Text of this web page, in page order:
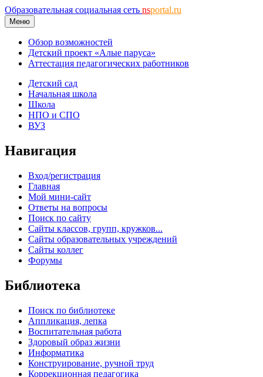
Образовательная социальная сеть nsportal.ru
Меню
Обзор возможностей
Детский проект «Алые паруса»
Аттестация педагогических работников
Детский сад
Начальная школа
Школа
НПО и СПО
ВУЗ
Навигация
Вход/регистрация
Главная
Мой мини-сайт
Ответы на вопросы
Поиск по сайту
Сайты классов, групп, кружков...
Сайты образовательных учреждений
Сайты коллег
Форумы
Библиотека
Поиск по библиотеке
Аппликация, лепка
Воспитательная работа
Здоровый образ жизни
Информатика
Конструирование, ручной труд
Коррекционная педагогика